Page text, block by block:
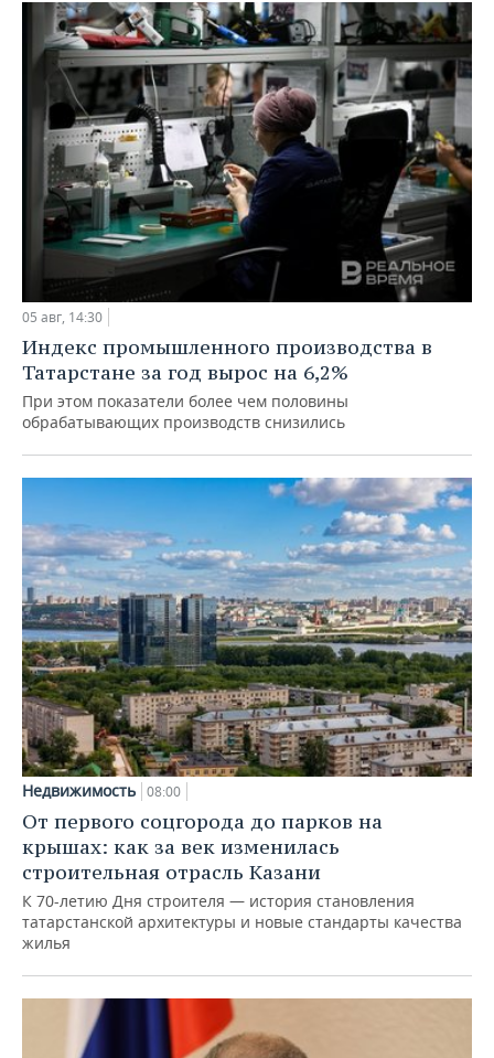
05 авг, 14:30
Индекс промышленного производства в
Татарстане за год вырос на 6,2%
При этом показатели более чем половины
обрабатывающих производств снизились
Недвижимость 08:00
От первого соцгорода до парков на
крышах: как за век изменилась
строительная отрасль Казани
К 70-летию Дня строителя — история становления
татарстанской архитектуры и новые стандарты качества
жилья